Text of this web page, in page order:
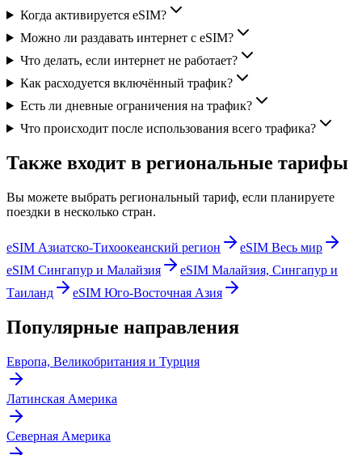
Когда активируется eSIM?
Можно ли раздавать интернет с eSIM?
Что делать, если интернет не работает?
Как расходуется включённый трафик?
Есть ли дневные ограничения на трафик?
Что происходит после использования всего трафика?
Также входит в региональные тарифы
Вы можете выбрать региональный тариф, если планируете
поездки в несколько стран.
eSIM Азиатско-Тихоокеанский регион
eSIM Весь мир
eSIM Сингапур и Малайзия
eSIM Малайзия, Сингапур и
Таиланд
eSIM Юго-Восточная Азия
Популярные направления
Европа, Великобритания и Турция
Латинская Америка
Северная Америка